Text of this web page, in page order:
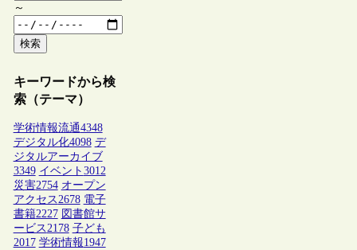
～
検索
キーワードから検
索（テーマ）
学術情報流通4348
デジタル化4098 デ
ジタルアーカイブ
3349 イベント 3012
災害2754 オープン
アクセス2678 電子
書籍2227 図書館サ
ービス2178 子ども
2017 学術情報1947